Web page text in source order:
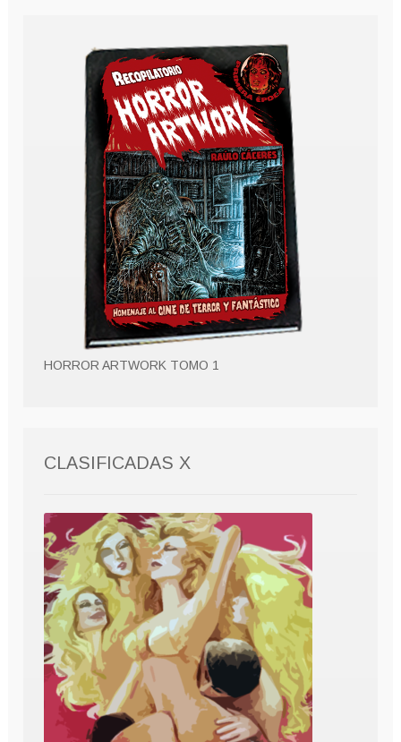
HORROR ARTWORK TOMO 1
CLASIFICADAS X